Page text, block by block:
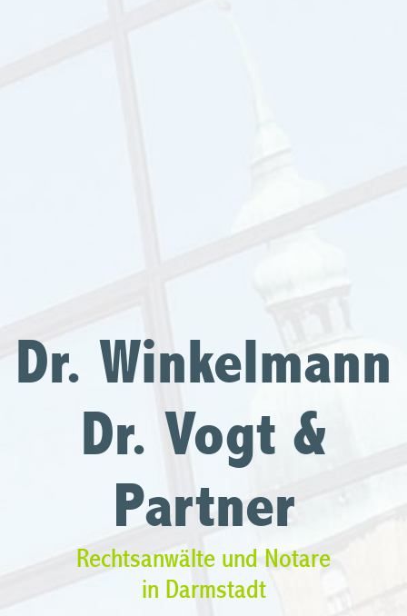
Dr. Winkelmann
Dr. Vogt &
Partner
Rechtsanwälte und Notare
in Darmstadt